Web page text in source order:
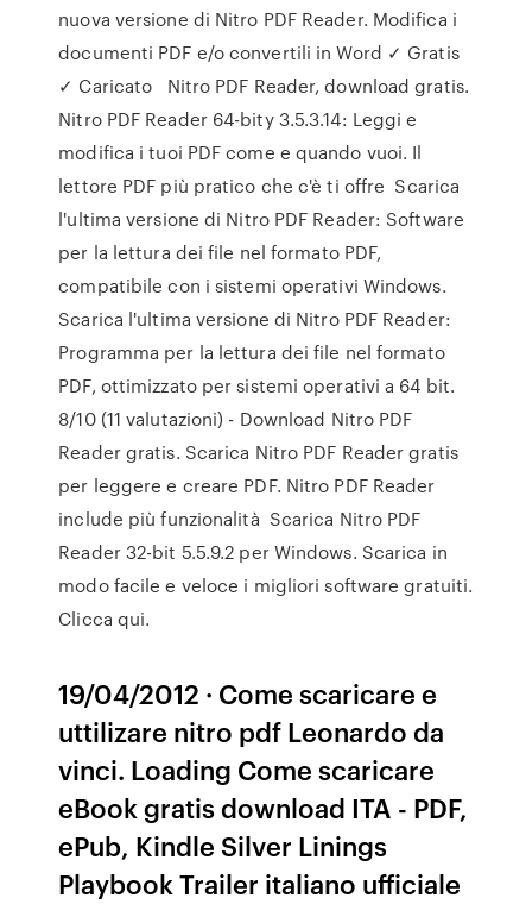
nuova versione di Nitro PDF Reader. Modifica i
documenti PDF e/o convertili in Word ✓ Gratis
✓ Caricato Nitro PDF Reader, download gratis.
Nitro PDF Reader 64-bity 3.5.3.14: Leggi e
modifica i tuoi PDF come e quando vuoi. Il
lettore PDF più pratico che c'è ti offre Scarica
l'ultima versione di Nitro PDF Reader: Software
per la lettura dei file nel formato PDF,
compatibile con i sistemi operativi Windows.
Scarica l'ultima versione di Nitro PDF Reader:
Programma per la lettura dei file nel formato
PDF, ottimizzato per sistemi operativi a 64 bit.
8/10 (11 valutazioni) - Download Nitro PDF
Reader gratis. Scarica Nitro PDF Reader gratis
per leggere e creare PDF. Nitro PDF Reader
include più funzionalità Scarica Nitro PDF
Reader 32-bit 5.5.9.2 per Windows. Scarica in
modo facile e veloce i migliori software gratuiti.
Clicca qui.
19/04/2012 · Come scaricare e
uttilizare nitro pdf Leonardo da
vinci. Loading Come scaricare
eBook gratis download ITA - PDF,
ePub, Kindle Silver Linings
Playbook Trailer italiano ufficiale